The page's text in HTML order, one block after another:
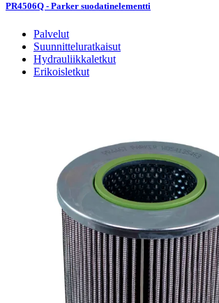
PR4506Q - Parker suodatinelementti
Palvelut
Suunnitteluratkaisut
Hydrauliikkaletkut
Erikoisletkut
Ennakoiva kartoitus
Enerpac-huolto
24h päivystys
Tekninen tuki
Sylinterilaskuri
Sähköteholaskuri
Virtausnopeuslaskuri
Hammaspyöräpumpun tilavuuslaskuri
Hydrauliteholaskuri
Teollisuusletkuhaku
Suodatinhaku
Magneettikelahaku